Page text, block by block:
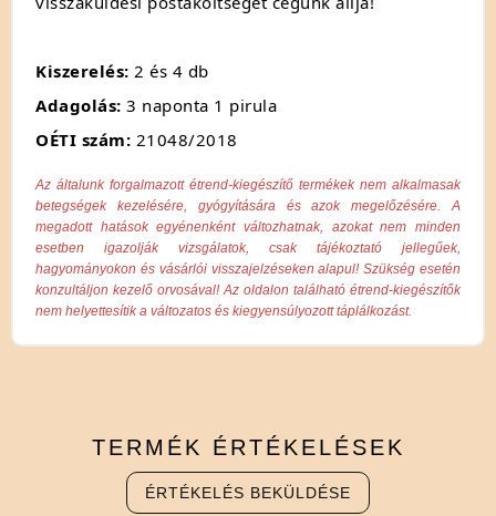
Kiszerelés: 2 és 4 db
Adagolás: 3 naponta 1 pirula
OÉTI szám: 21048/2018
Az általunk forgalmazott étrend-kiegészítő termékek nem alkalmasak
betegségek kezelésére, gyógyítására és azok megelőzésére. A
megadott hatások egyénenként változhatnak, azokat nem minden
esetben igazolják vizsgálatok, csak tájékoztató jellegűek,
hagyományokon és vásárlói visszajelzéseken alapul! Szükség esetén
konzultáljon kezelő orvosával! Az oldalon található étrend-kiegészítők
nem helyettesítik a változatos és kiegyensúlyozott táplálkozást.
TERMÉK ÉRTÉKELÉSEK
ÉRTÉKELÉS BEKÜLDÉSE